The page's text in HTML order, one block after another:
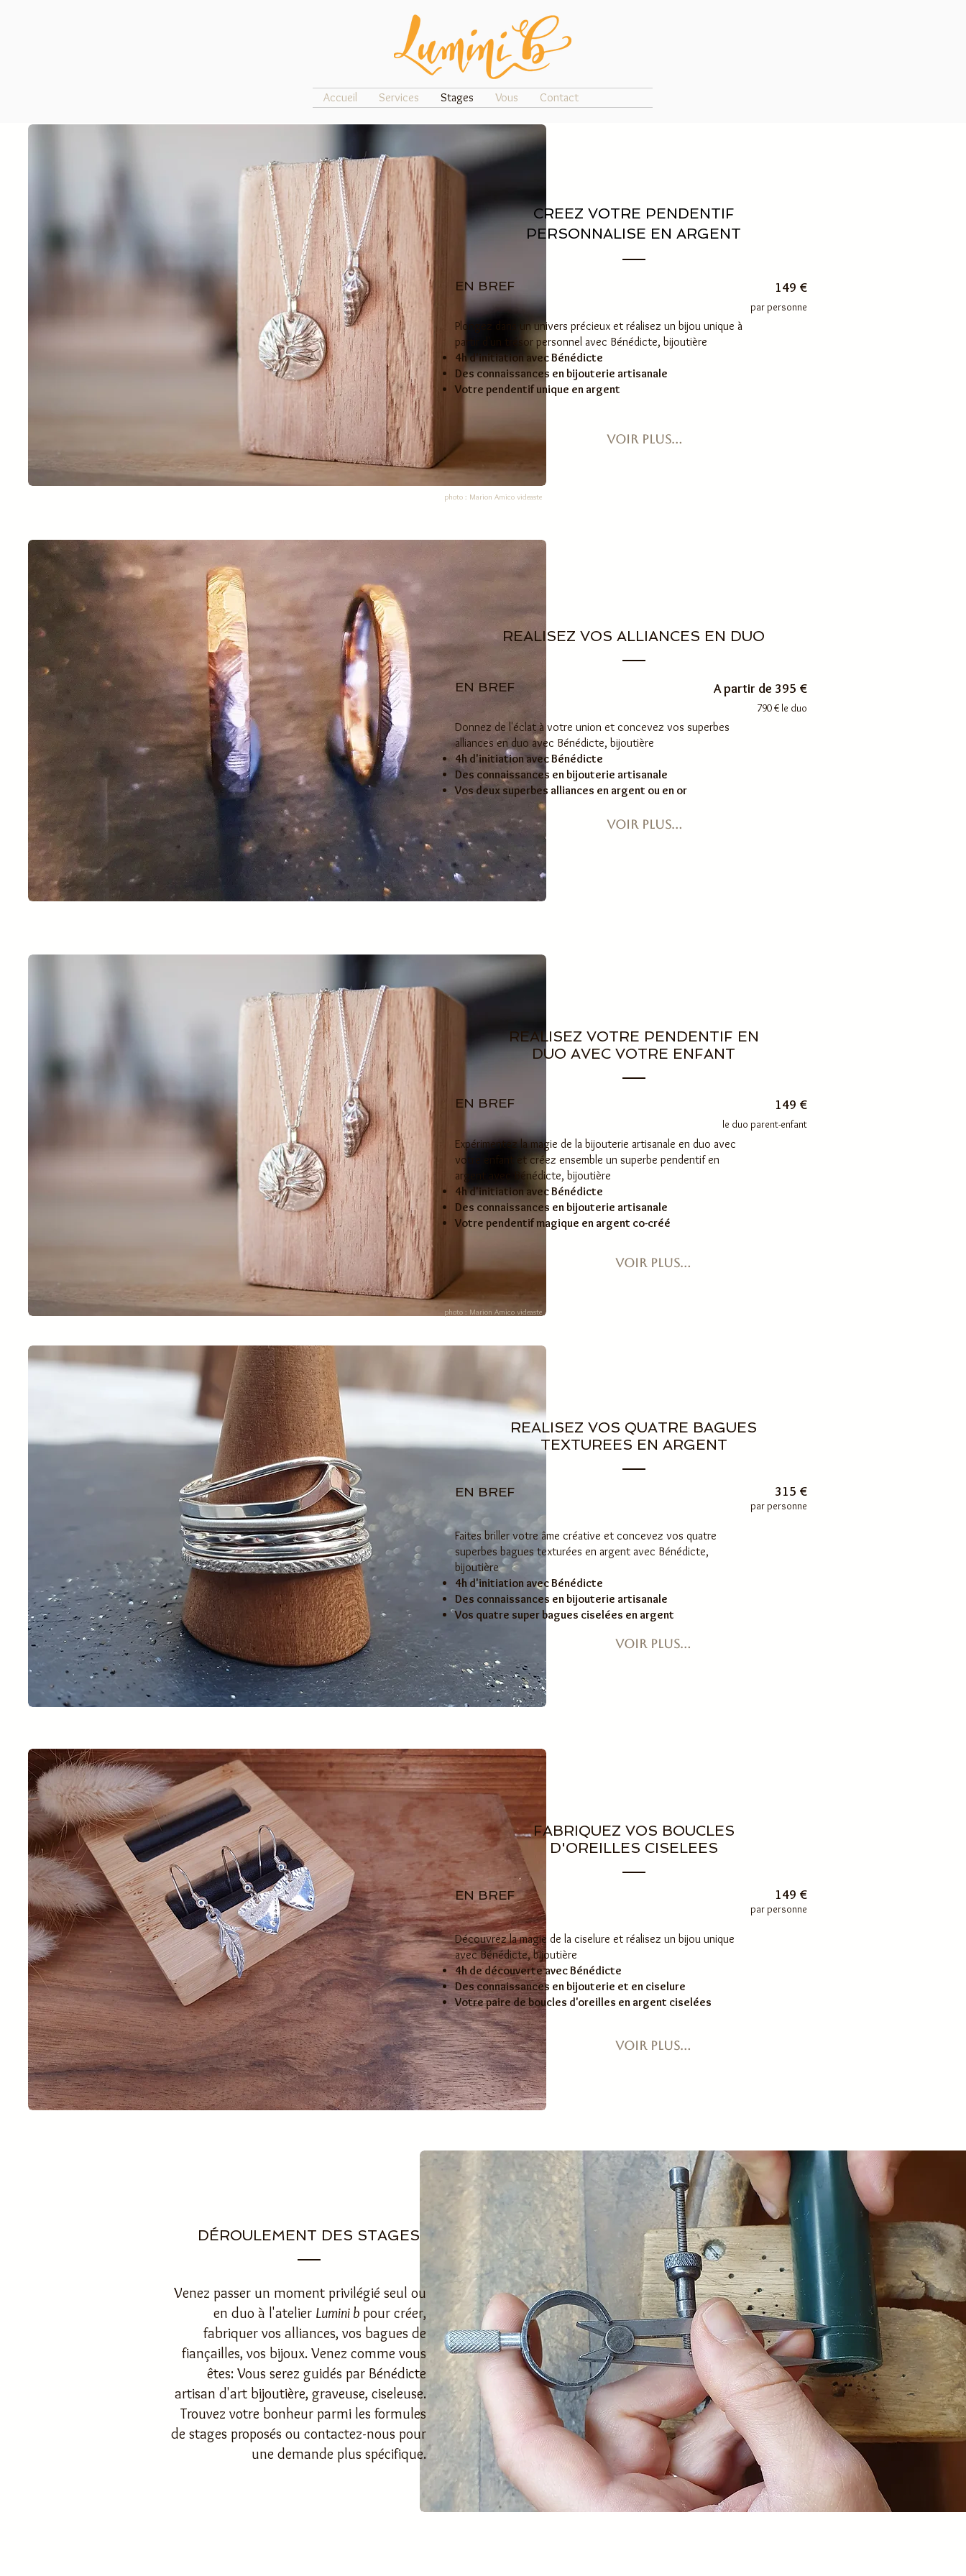
Accueil Services Stages Vous Contact
CREEZ VOTRE PENDENTIF
PERSONNALISE EN ARGENT
Plongez dans un univers précieux et réalisez un bijou unique à
partir d'un trésor personnel avec Bénédicte, bijoutière
4h d'initiation avec Bénédicte
Des connaissances en bijouterie artisanale
Votre pendentif unique en argent
149 €
par personne
EN BREF
Voir plus...
photo : Marion Amico videaste
REALISEZ VOS ALLIANCES EN DUO
Donnez de l'éclat à votre union et concevez vos superbes
alliances en duo avec Bénédicte, bijoutière
4h d'initiation avec Bénédicte
Des connaissances en bijouterie artisanale
Vos deux superbes alliances en argent ou en or
A partir de 395 €
790 € le duo
EN BREF
Voir plus...
REALISEZ VOTRE PENDENTIF EN
DUO AVEC VOTRE ENFANT
Expérimentez la magie de la bijouterie artisanale en duo avec
votre enfant et créez ensemble un superbe pendentif en
argent avec Bénédicte, bijoutière
4h d'initiation avec Bénédicte
Des connaissances en bijouterie artisanale
Votre pendentif magique en argent co-créé
149 €
le duo parent-enfant
EN BREF
Voir plus...
photo : Marion Amico videaste
REALISEZ VOS QUATRE BAGUES
TEXTUREES EN ARGENT
Faites briller votre âme créative et concevez vos quatre
superbes bagues texturées en argent avec Bénédicte,
bijoutière
4h d'initiation avec Bénédicte
Des connaissances en bijouterie artisanale
Vos quatre super bagues ciselées en argent
315 €
par personne
EN BREF
Voir plus...
FABRIQUEZ VOS BOUCLES
D'OREILLES CISELEES
Découvrez la magie de la ciselure et réalisez un bijou unique
avec Bénédicte, bijoutière
4h de découverte avec Bénédicte
Des connaissances en bijouterie et en ciselure
Votre paire de boucles d'oreilles en argent ciselées
149 €
par personne
EN BREF
Voir plus...
DÉROULEMENT DES STAGES
​Venez passer un moment privilégié seul ou
en duo à l'atelier Lumini b pour créer,
fabriquer vos alliances, vos bagues de
fiançailles, vos bijoux. Venez comme vous
êtes: Vous serez guidés par Bénédicte
artisan d'art bijoutière, graveuse, ciseleuse.
Trouvez votre bonheur parmi les formules
de stages proposés ou contactez-nous pour
une demande plus spécifique.